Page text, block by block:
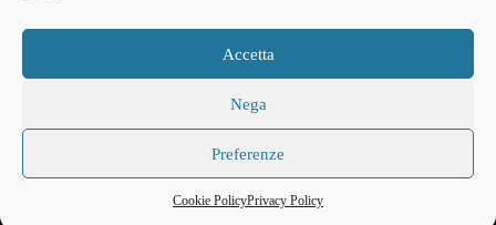
Accetta
Nega
Preferenze
Cookie PolicyPrivacy Policy
La tua pubblicità
Developed byFerracreative